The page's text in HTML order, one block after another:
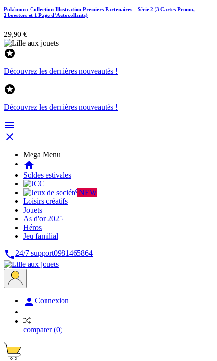
Pokémon : Collection Illustration Premiers Partenaires – Série 2 (3 Cartes Promo,
2 boosters et 1 Page d’Autocollants)
29,90 €

Découvrez les dernières nouveautés !

Découvrez les dernières nouveautés !


Mega Menu
home
Soldes estivales
NEW
Loisirs créatifs
Jouets
As d'or 2025
Héros
Jeu familial
 24/7 support0981465864
 Connexion
comparer(0)